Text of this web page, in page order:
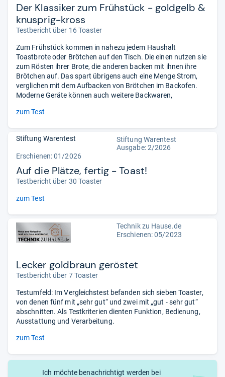
Der Klassiker zum Frühstück - goldgelb &
knusprig-kross
Testbericht über 16 Toaster
Zum Frühstück kommen in nahezu jedem Haushalt
Toastbrote oder Brötchen auf den Tisch. Die einen nutzen sie
zum Rösten ihrer Brote, die anderen backen mit ihnen ihre
Brötchen auf. Das spart übrigens auch eine Menge Strom,
verglichen mit dem Aufbacken von Brötchen im Backofen.
Moderne Geräte können auch weitere Backwaren,
zum Test
Stiftung Warentest
Stiftung Warentest
Ausgabe: 2/2026
Erschienen:01/2026
Auf die Plätze, fertig - Toast!
Testbericht über 30 Toaster
zum Test
Technik zu Hause.de
Erschienen: 05/2023
Lecker goldbraun geröstet
Testbericht über 7 Toaster
Testumfeld: Im Vergleichstest befanden sich sieben Toaster,
von denen fünf mit „sehr gut“ und zwei mit „gut - sehr gut“
abschnitten. Als Testkriterien dienten Funktion, Bedienung,
Ausstattung und Verarbeitung.
zum Test
Ich möchte benachrichtigt werden bei